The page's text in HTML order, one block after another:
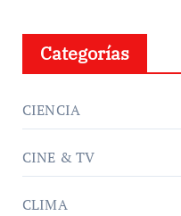
Categorías
CIENCIA
CINE & TV
CLIMA